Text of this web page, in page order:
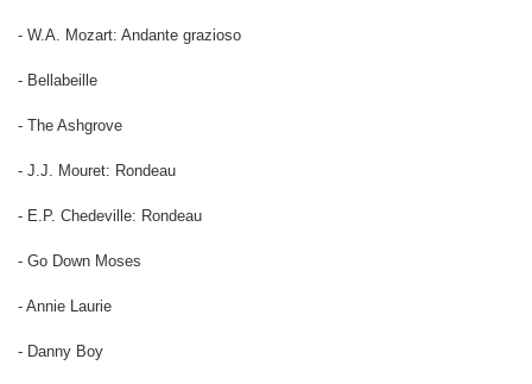
- W.A. Mozart: Andante grazioso
- Bellabeille
- The Ashgrove
- J.J. Mouret: Rondeau
- E.P. Chedeville: Rondeau
- Go Down Moses
- Annie Laurie
- Danny Boy